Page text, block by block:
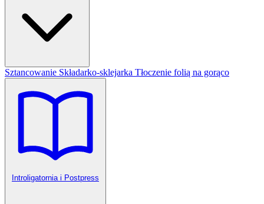
Sztancowanie Składarko-sklejarka Tłoczenie folią na gorąco
Introligatornia i Postpress